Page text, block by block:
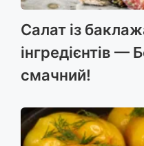
Салат із
інгредієнтів —
смачний!